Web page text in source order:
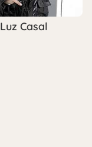
Luz Casal